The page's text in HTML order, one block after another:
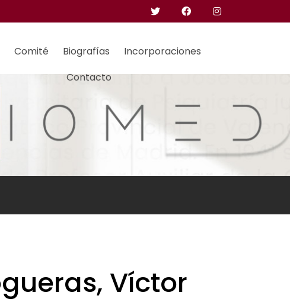
Comité Biografías
Incorporaciones
Contacto
Víctor